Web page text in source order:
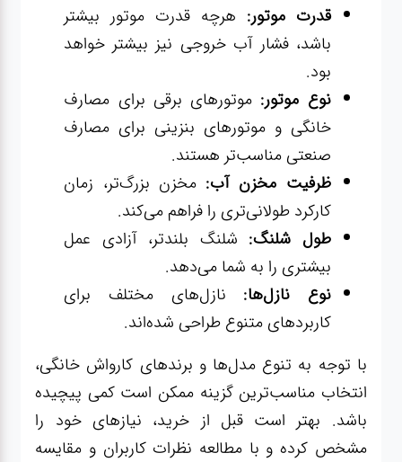
قدرت موتور: هرچه قدرت موتور بیشتر
باشد، فشار آب خروجی نیز بیشتر خواهد
بود.
نوع موتور: موتورهای برقی برای مصارف
خانگی و موتورهای بنزینی برای مصارف
صنعتی مناسب‌تر هستند.
ظرفیت مخزن آب:مخزن بزرگ‌تر، زمان
کارکرد طولانی‌تری را فراهم می‌کند.
طول شلنگ: شلنگ بلندتر، آزادی عمل
بیشتری را به شما می‌دهد.
نوع نازل‌ها: نازل‌های مختلف برای
کاربردهای متنوع طراحی شده‌اند.
با توجه به تنوع مدل‌ها و برندهای کارواش خانگی،
انتخاب مناسب‌ترین گزینه ممکن است کمی پیچیده
باشد. بهتر است قبل از خرید، نیازهای خود را
مشخص کرده و با مطالعه نظرات کاربران و مقایسه